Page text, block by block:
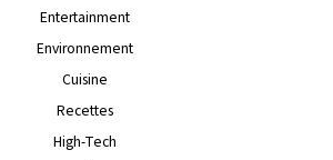
Entertainment
Environnement
Cuisine
Recettes
High-Tech